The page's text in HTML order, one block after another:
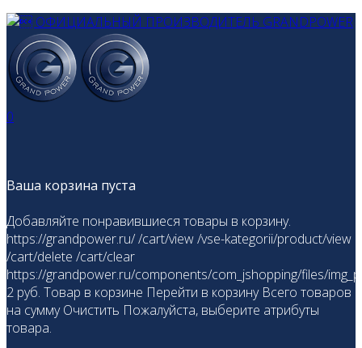
0
Ваша корзина пуста
Добавляйте понравившиеся товары в корзину.
https://grandpower.ru//cart/view/vse-kategorii/product/view
/cart/delete /cart/clear
https://grandpower.ru/components/com_jshopping/files/
2 руб. Товар в корзине Перейти в корзину Всего товаров
на сумму Очистить Пожалуйста, выберите атрибуты
товара.